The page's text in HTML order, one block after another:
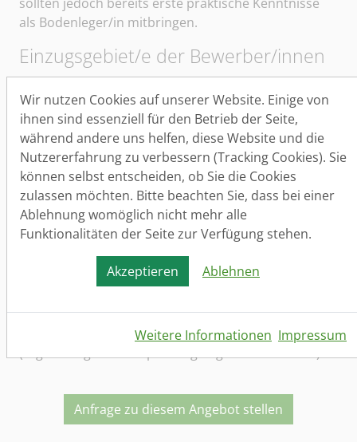
als Bodenleger/in mitbringen.
Einzugsgebiet/e der Bewerber/innen
Sie sollten idealerweise aus den Regionen Südharz,
Sangerhausen, Allstedt, Querfurt, Eisleben und/ oder
dem jeweiligen Nahbereich kommen.
Arbeitsort
Landkreis Mansfeld- Südharz und
Tagespendelbereich
Arbeitszeit
Vollzeit (Normalschicht)
Verdienst
16 - 18€ , Je nach Qualifikation und Berufserfahrung
ist auch eine höhere Vergütung möglich.
Anfrage zu diesem Angebot stellen
Wir nutzen Cookies auf unserer Website. Einige von
ihnen sind essenziell für den Betrieb der Seite,
während andere uns helfen, diese Website und die
Nutzererfahrung zu verbessern (Tracking Cookies). Sie
können selbst entscheiden, ob Sie die Cookies
zulassen möchten. Bitte beachten Sie, dass bei einer
Ablehnung womöglich nicht mehr alle
Funktionalitäten der Seite zur Verfügung stehen.
Akzeptieren Ablehnen
Weitere Informationen Impressum